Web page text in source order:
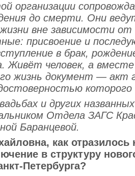
организации
до смерти. Они
вне зависимости
присвоение и
в брак,
Живёт человек, а
жизнь документ — акт
и других
Отдела ЗАГС
Баранцевой.
как отразилось
в структуру
Петербурга?